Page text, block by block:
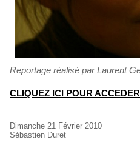
Reportage réalisé par Laurent
CLIQUEZ ICI POUR
Dimanche 21 Février 2010
Sébastien Duret